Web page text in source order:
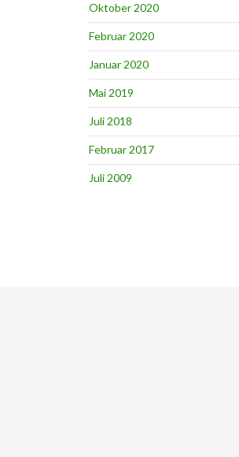
Oktober 2020
Februar 2020
Januar 2020
Mai 2019
Juli 2018
Februar 2017
Juli 2009